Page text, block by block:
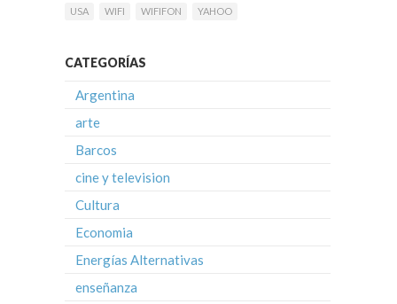
USA
WIFI WIFIFON YAHOO
CATEGORÍAS
Argentina
arte
Barcos
cine y television
Cultura
Economia
Energías Alternativas
enseñanza